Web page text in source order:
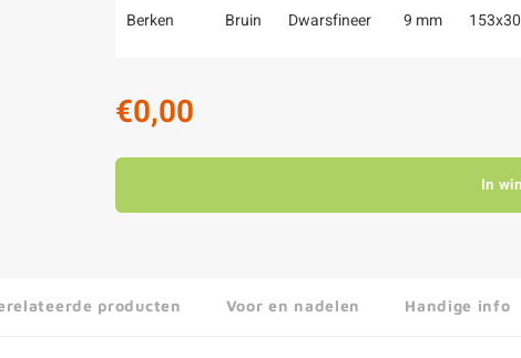
Berken Bruin Dwarsfineer 9 mm
€0,00
In
producten Voor en nadelen Handige info